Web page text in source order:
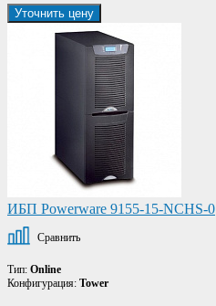
Уточнить цену
ИБП Powerware 9155-15-NCHS-0
Сравнить
Тип: Online
Конфигурация: Tower